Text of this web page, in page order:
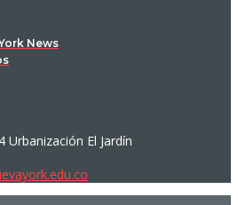
News
Urbanización El Jardín